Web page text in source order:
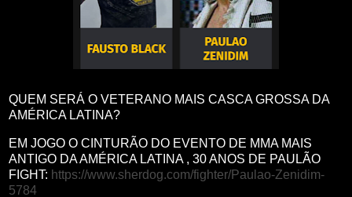
QUEM SERÁ O VETERANO MAIS CASCA GROSSA DA
AMÉRICA LATINA?
EM JOGO O CINTURÃO DO EVENTO DE MMA MAIS
ANTIGO DA AMÉRICA LATINA , 30 ANOS DE PAULÃO
FIGHT: https://www.sherdog.com/fighter/Paulao-Zenidim-
5784